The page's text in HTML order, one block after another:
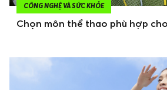
CÔNG NGHỆ VÀ SỨC KHỎE
Chọn môn thể thao phù hợp